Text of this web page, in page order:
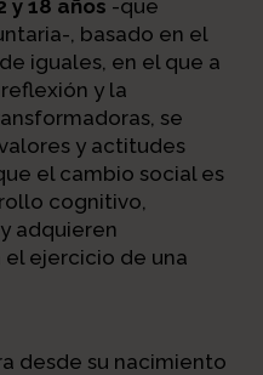
y 18 años -que
, basado en el
iguales, en el que a
y la
se
y actitudes
el cambio social es
cognitivo,
adquieren
ejercicio de una
desde su nacimiento